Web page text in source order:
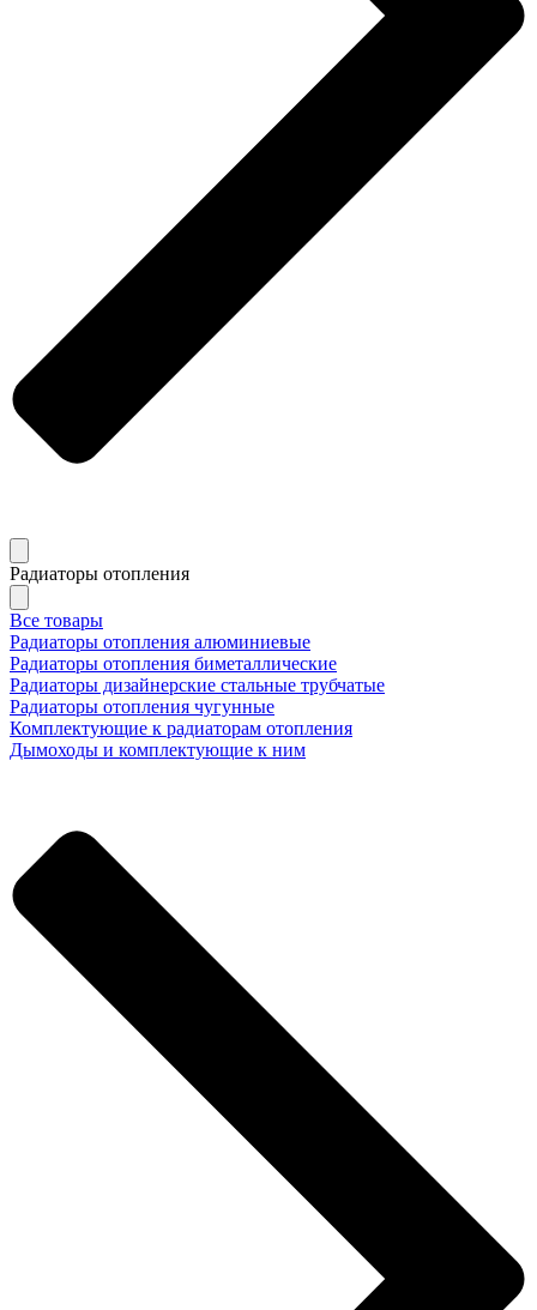
Радиаторы отопления
Все товары
Радиаторы отопления алюминиевые
Радиаторы отопления биметаллические
Радиаторы дизайнерские стальные трубчатые
Радиаторы отопления чугунные
Комплектующие к радиаторам отопления
Дымоходы и комплектующие к ним